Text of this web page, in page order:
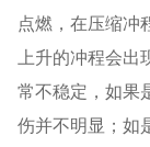
点燃，在压缩冲
上升的冲程会
常不稳定，如果
伤并不明显；如